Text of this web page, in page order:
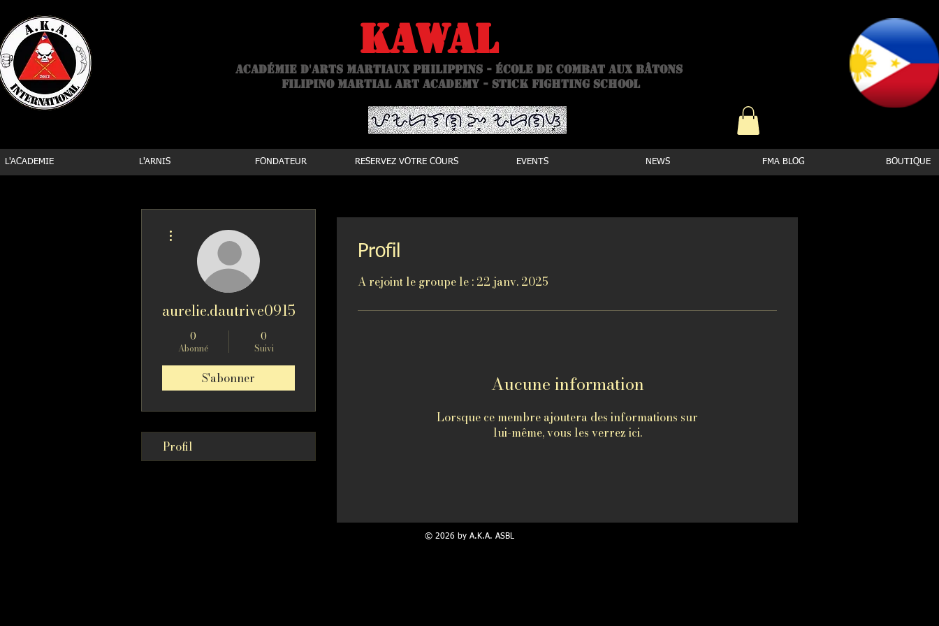
kawal
Académie d'arts martiaux philippins - école de combat aux bâtons
Filipino Martial Art academy - stick fighting school
L'ACADEMIE L'ARNIS FONDATEUR RESERVEZ VOTRE COURS EVENTS NEWS FMA BLOG BOUTIQUE
Profil
A rejoint le groupe le : 22 janv. 2025
Aucune information
Lorsque ce membre ajoutera des informations sur
lui-même, vous les verrez ici.
aurelie.dautrive0915
0
Abonné
0
Suivi
S'abonner
Profil
© 2026 by A.K.A. ASBL